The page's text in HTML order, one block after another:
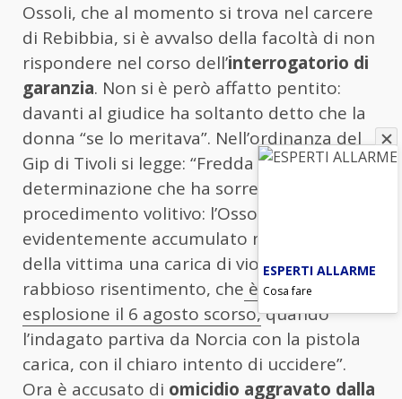
Ossoli, che al momento si trova nel carcere
di Rebibbia, si è avvalso della facoltà di non
rispondere nel corso dell’interrogatorio di
garanzia. Non si è però affatto pentito:
davanti al giudice ha soltanto detto che la
donna “se lo meritava”. Nell’ordinanza del
Gip di Tivoli si legge: “Fredda e lucida
determinazione che ha sorretto il
procedimento volitivo: l’Ossoli ha
evidentemente accumulato nei riguardi
della vittima una carica di violento e
rabbioso risentimento, che è venuta ad
esplosione il 6 agosto scorso,quando
l’indagato partiva da Norcia con la pistola
carica, con il chiaro intento di uccidere”.
Ora è accusato di omicidio aggravato dalla
ESPERTI ALLARME
Cosa fare